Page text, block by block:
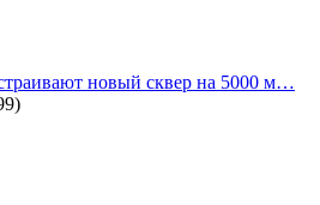
новый сквер на 5000 м…